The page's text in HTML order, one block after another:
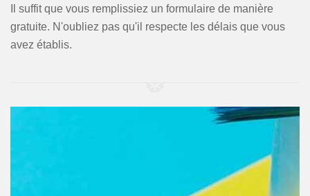
Il suffit que vous remplissiez un formulaire de manière
gratuite. N'oubliez pas qu'il respecte les délais que vous
avez établis.